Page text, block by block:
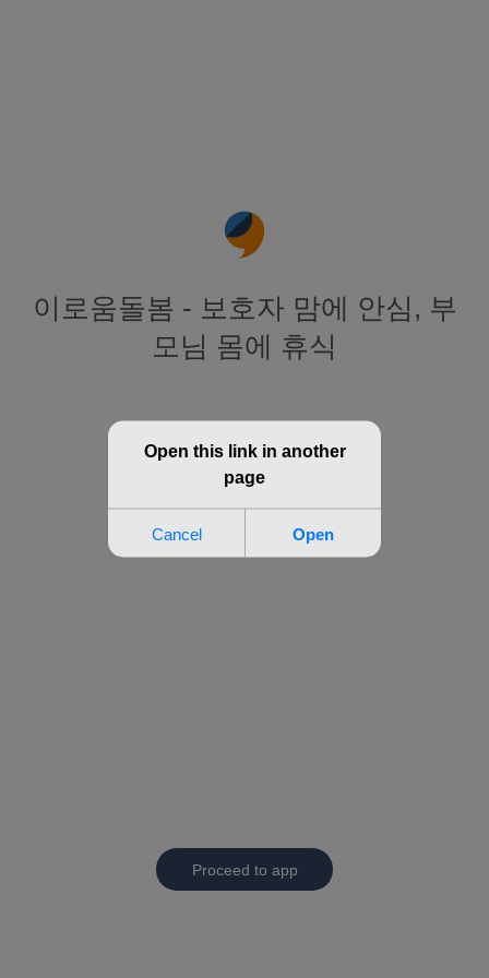
이로움돌봄 - 보호자 맘에 안심, 부
모님 몸에 휴식
Proceed to app